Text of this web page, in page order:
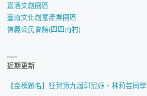
嘉酒文創園區
臺南文化創意產業園區
信義公民會館(四四南村)
近期更新
【金榜題名】狂賀第九屆郭冠妤、林莉芸同